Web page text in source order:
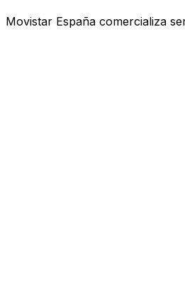
Movistar España comercializa